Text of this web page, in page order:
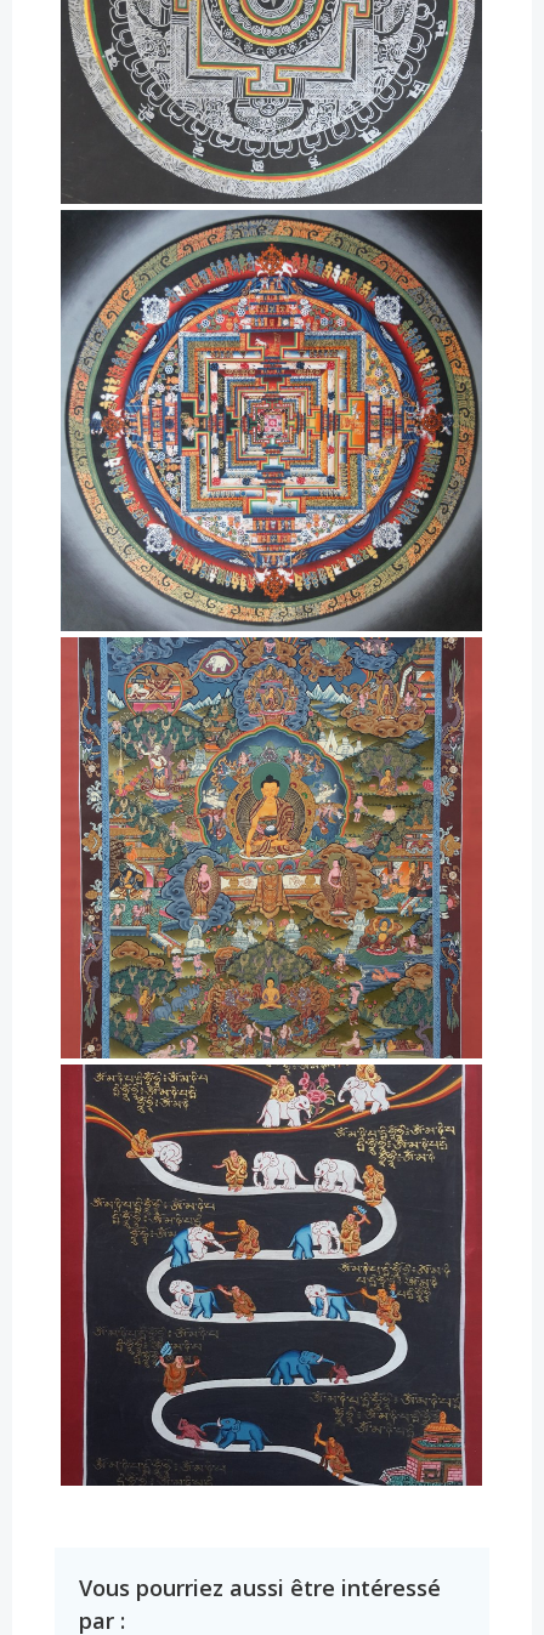
Vous pourriez aussi être intéressé
par :